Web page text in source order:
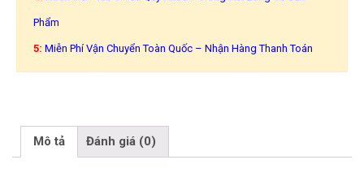
Phẩm
5: Miễn Phí Vận Chuyển Toàn Quốc – Nhận Hàng Thanh Toán
Mô tả Đánh giá (0)